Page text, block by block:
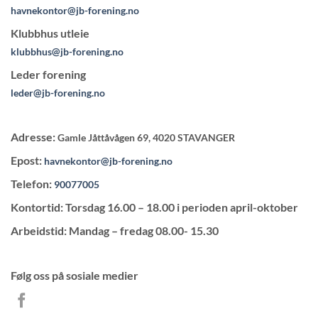
havnekontor@jb-forening.no
Klubbhus utleie
klubbhus@jb-forening.no
Leder forening
leder@jb-forening.no
Adresse:Gamle Jåttåvågen 69, 4020 STAVANGER
Epost: havnekontor@jb-forening.no
Telefon: 90077005
Kontortid: Torsdag 16.00 – 18.00 i perioden april-oktober
Arbeidstid: Mandag – fredag 08.00- 15.30
Følg oss på sosiale medier